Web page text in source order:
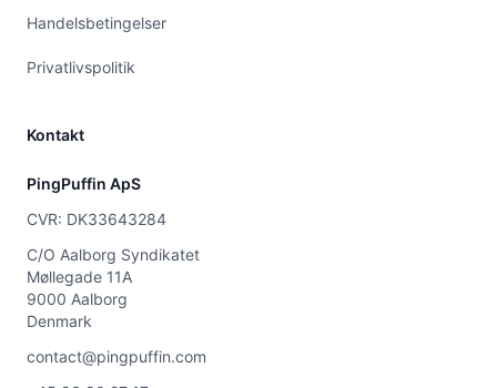
Handelsbetingelser
Privatlivspolitik
Kontakt
PingPuffin ApS
CVR: DK33643284
C/O Aalborg Syndikatet
Møllegade 11A
9000 Aalborg
Denmark
contact@pingpuffin.com